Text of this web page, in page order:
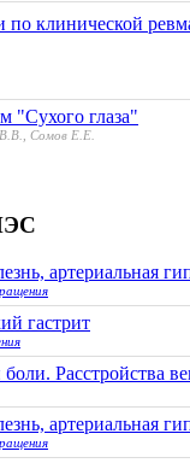
"Сухого глаза"
Сомов Е.Е.
артериальная
гастрит
Расстройства
артериальная